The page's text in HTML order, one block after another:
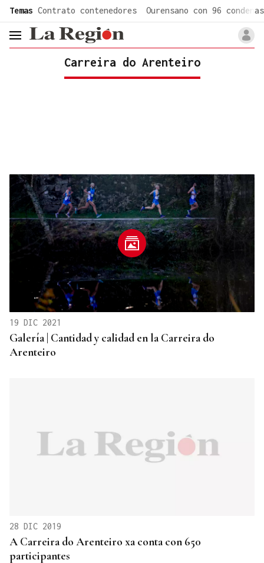
Temas Contrato contenedores Ourensano con 96 condenas
header.menu.open
Carreira do Arenteiro
19 DIC 2021
Galería | Cantidad y calidad en la Carreira do
Arenteiro
28 DIC 2019
A Carreira do Arenteiro xa conta con 650
participantes